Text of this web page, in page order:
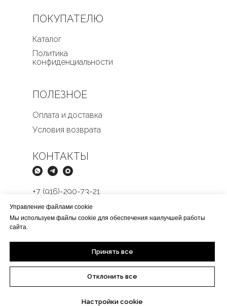
ПОЛЕЗНОЕ
Оплата и доставка
Условия возврата
ПОКУПАТЕЛЮ
Каталог
Политика
конфиденциальности
КОНТАКТЫ
Butikmens@yandex.ru
+7 (916)-290-73-21
Управление файлами cookie
Мы используем файлы cookie для обеспечения наилучшей работы
сайта.
Принять все
Отклонить все
Настройки cookie